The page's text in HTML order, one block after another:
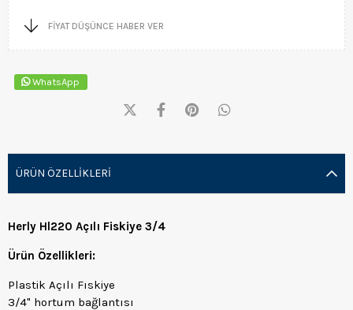
FIYAT DÜŞÜNCE HABER VER
WhatsApp
ÜRÜN ÖZELLIKLERI
Herly Hl220 Açılı Fiskiye 3/4
Ürün Özellikleri:
Plastik Açılı Fıskiye
3/4" hortum bağlantısı